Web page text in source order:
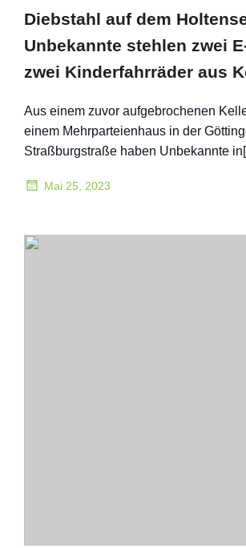
Diebstahl auf dem
Unbekannte stehlen zwei
zwei Kinderfahrräder aus
Aus einem zuvor aufgebrochenen
einem Mehrparteienhaus in der
Straßburgstraße haben Unbekannte
Mai 25, 2023